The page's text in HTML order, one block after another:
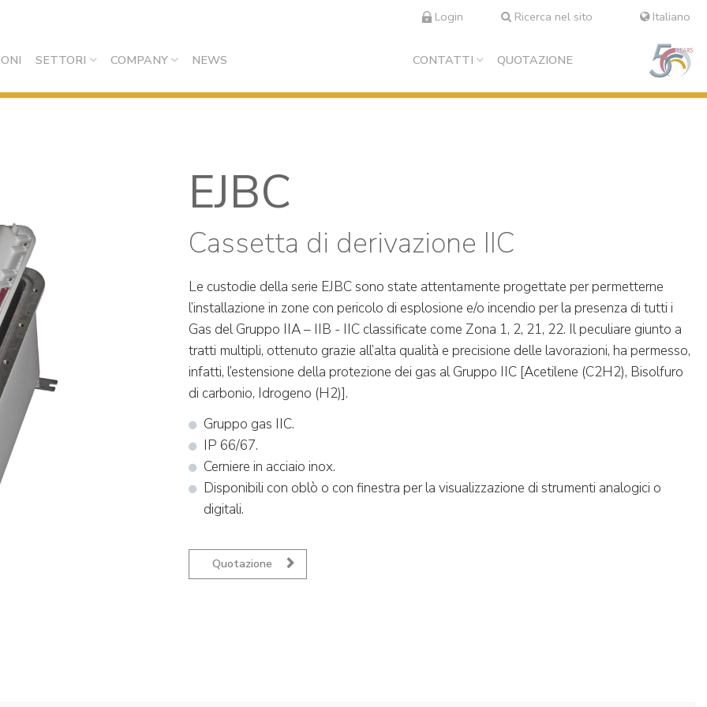
Login Ricerca nel sito Italiano
SETTORI COMPANY NEWS CONTATTI QUOTAZIONE
EJBC
Cassetta di derivazione IIC
Le custodie della serie EJBC sono state attentamente progettate per permetterne
l’installazione in zone con pericolo di esplosione e/o incendio per la presenza di tutti i
Gas del Gruppo IIA – IIB - IIC classificate come Zona 1, 2, 21, 22. Il peculiare giunto a
tratti multipli, ottenuto grazie all’alta qualità e precisione delle lavorazioni, ha permesso,
infatti, l’estensione della protezione dei gas al Gruppo IIC [Acetilene (C2H2), Bisolfuro
di carbonio, Idrogeno (H2)].
Gruppo gas IIC.
IP 66/67.
Cerniere in acciaio inox.
Disponibili con oblò o con finestra per la visualizzazione di strumenti analogici o
digitali.
Quotazione